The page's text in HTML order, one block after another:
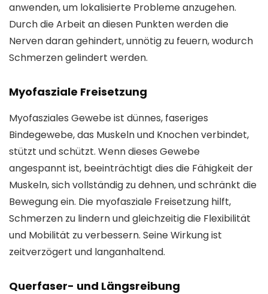
anwenden, um lokalisierte Probleme anzugehen.
Durch die Arbeit an diesen Punkten werden die
Nerven daran gehindert, unnötig zu feuern, wodurch
Schmerzen gelindert werden.
Myofasziale Freisetzung
Myofasziales Gewebe ist dünnes, faseriges
Bindegewebe, das Muskeln und Knochen verbindet,
stützt und schützt. Wenn dieses Gewebe
angespannt ist, beeinträchtigt dies die Fähigkeit der
Muskeln, sich vollständig zu dehnen, und schränkt die
Bewegung ein. Die myofasziale Freisetzung hilft,
Schmerzen zu lindern und gleichzeitig die Flexibilität
und Mobilität zu verbessern. Seine Wirkung ist
zeitverzögert und langanhaltend.
Querfaser- und Längsreibung